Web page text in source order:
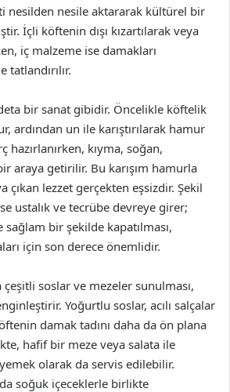
nesilden nesile aktararak kültürel bir
İçli köftenin dışı kızartılarak veya
iç malzeme ise damakları
bir sanat gibidir. Öncelikle köftelik
ardından un ile karıştırılarak hamur
hazırlanırken, kıyma, soğan,
araya getirilir. Bu karışım hamurla
çıkan lezzet gerçekten eşsizdir. Şekil
ustalık ve tecrübe devreye girer;
bir şekilde kapatılması,
için son derece önemlidir.
soslar ve mezeler sunulması,
Yoğurtlu soslar, acılı salçalar
damak tadını daha da ön plana
hafif bir meze veya salata ile
olarak da servis edilebilir.
soğuk içeceklerle birlikte